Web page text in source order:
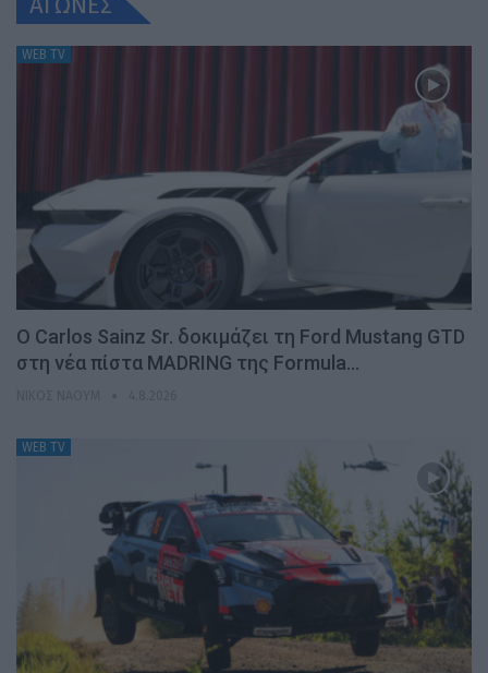
WEB TV
Ο Carlos Sainz Sr. δοκιμάζει τη Ford Mustang GTD
στη νέα πίστα MADRING της Formula…
WEB TV